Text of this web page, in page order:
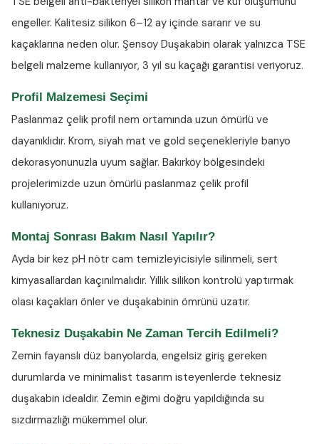
engeller. Kalitesiz silikon 6–12 ay içinde sararır ve su
kaçaklarına neden olur. Şensoy Duşakabin olarak yalnızca TSE
belgeli malzeme kullanıyor, 3 yıl su kaçağı garantisi veriyoruz.
Profil Malzemesi Seçimi
Paslanmaz çelik profil nem ortamında uzun ömürlü ve
dayanıklıdır. Krom, siyah mat ve gold seçenekleriyle banyo
dekorasyonunuzla uyum sağlar. Bakırköy bölgesindeki
projelerimizde uzun ömürlü paslanmaz çelik profil
kullanıyoruz.
Montaj Sonrası Bakım Nasıl Yapılır?
Ayda bir kez pH nötr cam temizleyicisiyle silinmeli, sert
kimyasallardan kaçınılmalıdır. Yıllık silikon kontrolü yaptırmak
olası kaçakları önler ve duşakabinin ömrünü uzatır.
Teknesiz Duşakabin Ne Zaman Tercih Edilmeli?
Zemin fayanslı düz banyolarda, engelsiz giriş gereken
durumlarda ve minimalist tasarım isteyenlerde teknesiz
duşakabin idealdir. Zemin eğimi doğru yapıldığında su
sızdırmazlığı mükemmel olur.